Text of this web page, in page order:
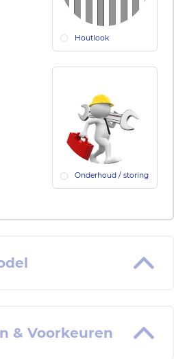
Houtlook
Onderhoud / storing
& Voorkeuren